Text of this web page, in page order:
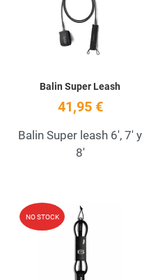
Balin Super Leash
41,95 €
Balin Super leash 6', 7' y
8'
Add to Wishlist
NO STOCK